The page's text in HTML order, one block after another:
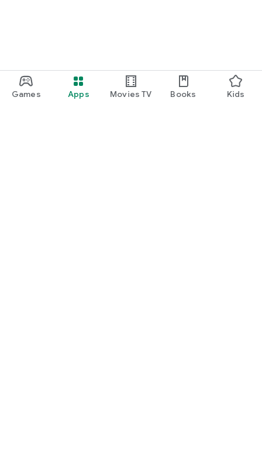
Games Apps Movies TV Books Kids